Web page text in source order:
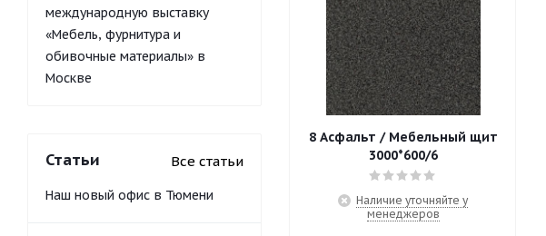
8 Асфальт / Мебельный щит
3000*600/6
Наличие уточняйте у
менеджеров
международную выставку
«Мебель, фурнитура и
обивочные материалы» в
Москве
Статьи Все статьи
Наш новый офис в Тюмени